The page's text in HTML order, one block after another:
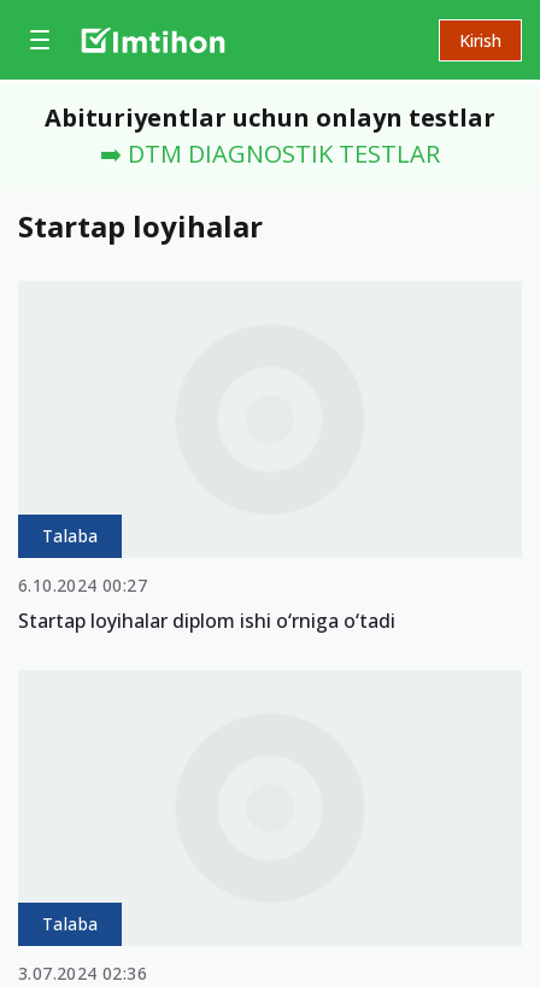
Kirish
Abituriyentlar uchun onlayn testlar
➡️ DTM DIAGNOSTIK TESTLAR
Startap loyihalar
Talaba
6.10.2024 00:27
Startap loyihalar diplom ishi o‘rniga o‘tadi
Talaba
3.07.2024 02:36